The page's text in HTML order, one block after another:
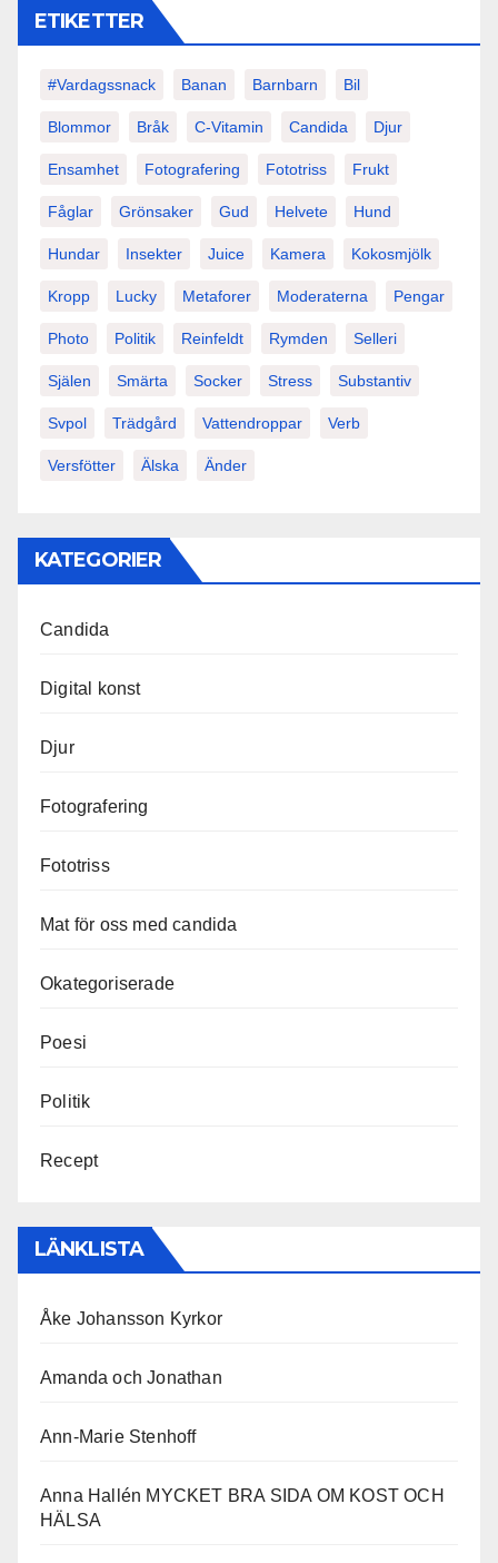
ETIKETTER
#vardagssnack Banan Barnbarn Bil
Blommor Bråk C-Vitamin Candida Djur
Ensamhet Fotografering Fototriss Frukt
Fåglar Grönsaker Gud Helvete Hund
Hundar Insekter Juice Kamera Kokosmjölk
Kropp Lucky Metaforer Moderaterna Pengar
Photo Politik Reinfeldt Rymden Selleri
Själen Smärta Socker Stress Substantiv
Svpol Trädgård Vattendroppar Verb
Versfötter Älska Änder
KATEGORIER
Candida
Digital konst
Djur
Fotografering
Fototriss
Mat för oss med candida
Okategoriserade
Poesi
Politik
Recept
LÄNKLISTA
Åke Johansson Kyrkor
Amanda och Jonathan
Ann-Marie Stenhoff
Anna Hallén MYCKET BRA SIDA OM KOST OCH
HÄLSA